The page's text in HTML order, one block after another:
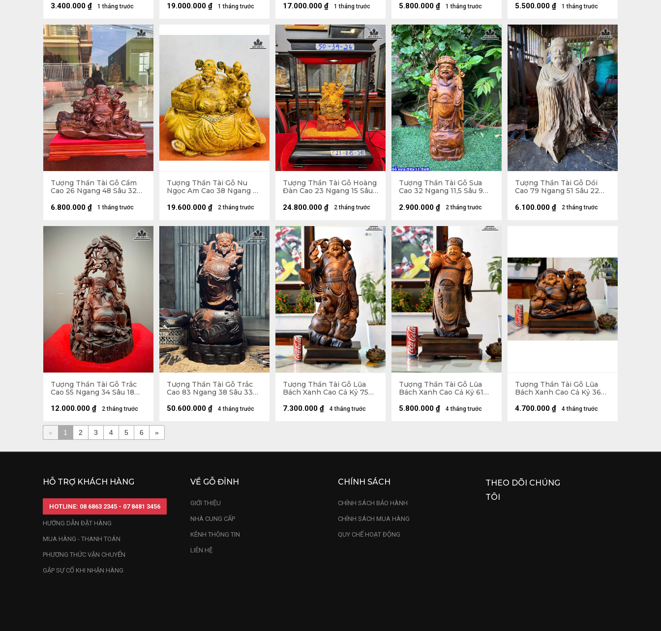
1 tháng trước
3.400.000 ₫ 1 tháng trước
19.000.000 ₫ 1 tháng trước
17.000.000 ₫
Cao 10
1 tháng trước
5.800.000 ₫
Cao 10
1 tháng trước
5.500.000 ₫
Tượng Thần Tài Gỗ Cẩm
Cao 26 Ngang 48 Sâu 32
1 tháng trước
6.800.000 ₫
Tượng Thần Tài Gỗ Nu
Ngọc Am Cao 38 Ngang 45
2 tháng trước
19.600.000 ₫
Tượng Thần Tài Gỗ Hoàng
Đàn Cao 23 Ngang 15 Sâu
2 tháng trước
24.800.000 ₫
Tượng Thần Tài Gỗ Sưa
Cao 32 Ngang 11,5 Sâu 9
2 tháng trước
2.900.000 ₫
Tượng Thần Tài Gỗ Dổi
Cao 79 Ngang 51 Sâu 22
2 tháng trước
6.100.000 ₫
Tượng Thần Tài Gỗ Trắc
Cao 55 Ngang 34 Sâu 18
2 tháng trước
12.000.000 ₫
Tượng Thần Tài Gỗ Trắc
Cao 83 Ngang 38 Sâu 33
4 tháng trước
50.600.000 ₫
Tượng Thần Tài Gỗ Lũa
Bách Xanh Cao Cả Kỷ 75
Cao 10 (cm)
4 tháng trước
7.300.000 ₫
Tượng Thần Tài Gỗ Lũa
Bách Xanh Cao Cả Kỷ 61
Cao 10 (cm)
4 tháng trước
5.800.000 ₫
Tượng Thần Tài Gỗ Lũa
Bách Xanh Cao Cả Kỷ 36
Cao 10 (cm)
4 tháng trước
4.700.000 ₫
« 1 2 3 4 5 6 »
HỖ TRỢ KHÁCH HÀNG
HOTLINE: 08 6863 2345 - 07 8481 3456
HƯỚNG DẪN ĐẶT HÀNG
MUA HÀNG - THANH TOÁN
PHƯƠNG THỨC VẬN CHUYỂN
GẶP SỰ CỐ KHI NHẬN HÀNG
VỀ GỖ ĐỈNH
GIỚI THIỆU
NHÀ CUNG CẤP
KÊNH THÔNG TIN
LIÊN HỆ
CHÍNH SÁCH
CHÍNH SÁCH BẢO HÀNH
CHÍNH SÁCH MUA HÀNG
QUY CHẾ HOẠT ĐỘNG
THEO DÕI CHÚNG
TÔI